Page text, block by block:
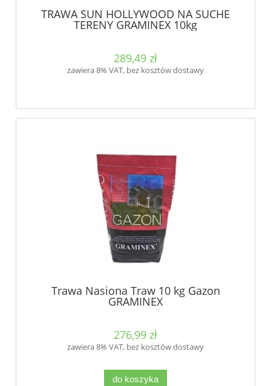
TRAWA SUN HOLLYWOOD NA SUCHE
TERENY GRAMINEX 10kg
289,49 zł
zawiera 8% VAT, bez kosztów dostawy
Trawa Nasiona Traw 10 kg Gazon
GRAMINEX
276,99 zł
zawiera 8% VAT, bez kosztów dostawy
do koszyka